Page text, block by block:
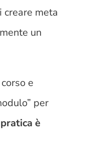
creare meta
un
e
per
è